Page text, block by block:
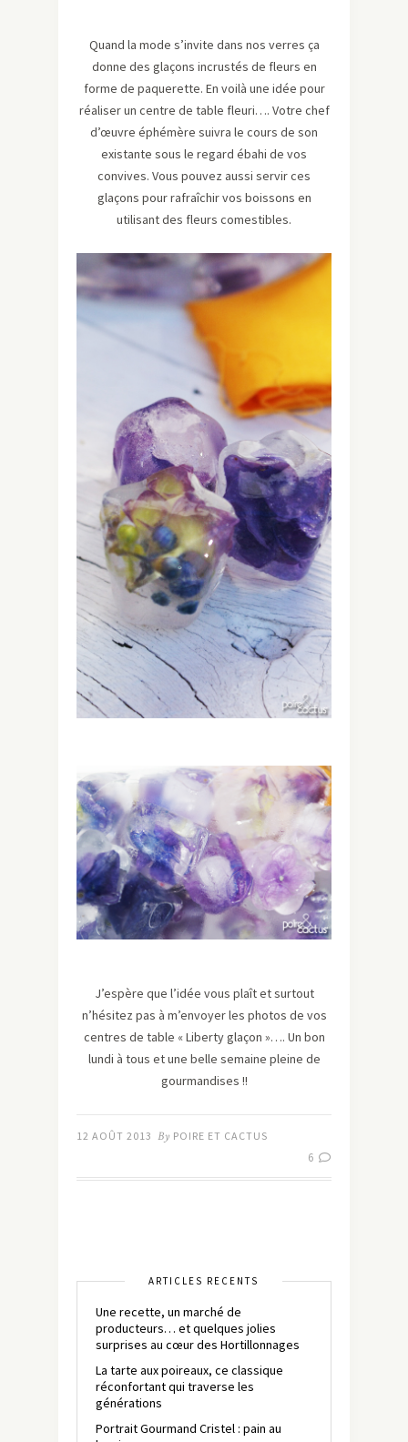
Quand la mode s’invite dans nos verres ça
donne des glaçons incrustés de fleurs en
forme de paquerette. En voilà une idée pour
réaliser un centre de table fleuri…. Votre chef
d’œuvre éphémère suivra le cours de son
existante sous le regard ébahi de vos
convives. Vous pouvez aussi servir ces
glaçons pour rafraîchir vos boissons en
utilisant des fleurs comestibles.
J’espère que l’idée vous plaît et surtout
n’hésitez pas à m’envoyer les photos de vos
centres de table « Liberty glaçon »…. Un bon
lundi à tous et une belle semaine pleine de
gourmandises !!
12 AOÛT 2013 By POIRE ET CACTUS
6
ARTICLES RÉCENTS
Une recette, un marché de
producteurs… et quelques jolies
surprises au cœur des Hortillonnages
La tarte aux poireaux, ce classique
réconfortant qui traverse les
générations
Portrait Gourmand Cristel : pain au